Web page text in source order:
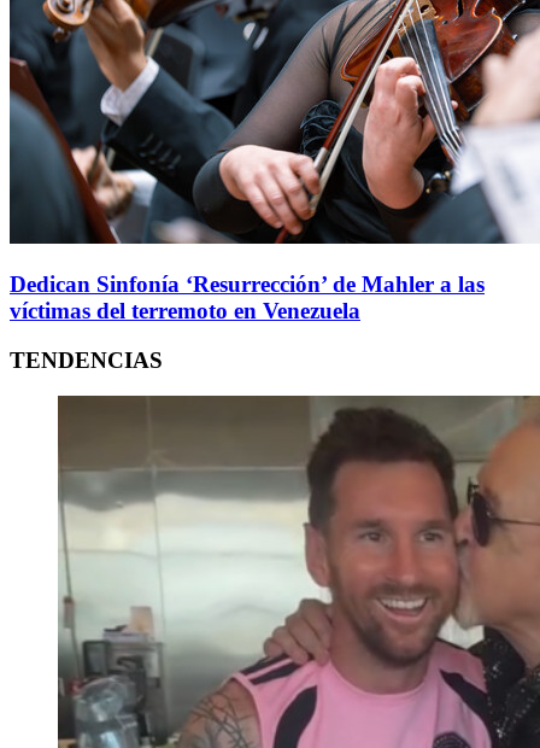
Dedican Sinfonía ‘Resurrección’ de Mahler a las
víctimas del terremoto en Venezuela
TENDENCIAS